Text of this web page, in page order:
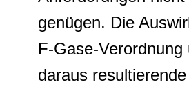
genügen. Die
F-Gase-Verordnung
daraus resultierende